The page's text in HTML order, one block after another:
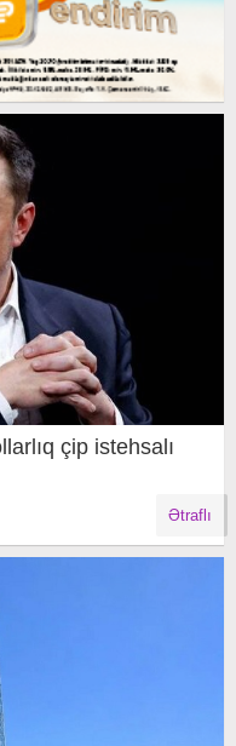
çip istehsalı
Ətraflı